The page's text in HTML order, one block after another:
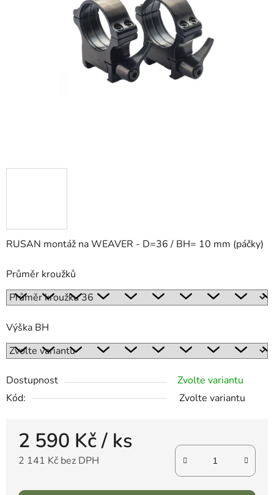
RUSAN montáž na WEAVER - D=36 / BH= 10 mm (páčky)
Průměr kroužků
Výška BH
Dostupnost
Zvolte variantu
Kód:
Zvolte variantu
2 590 Kč/ ks
2 141 Kč bez DPH